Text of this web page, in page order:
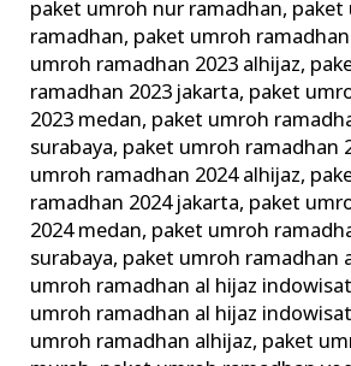
paket umroh nur ramadhan, paket
ramadhan, paket umroh
umroh ramadhan 2023 alhijaz,
ramadhan 2023 jakarta, paket
2023 medan, paket umroh
surabaya, paket umroh ramadhan
umroh ramadhan 2024 alhijaz,
ramadhan 2024 jakarta, paket
2024 medan, paket umroh
surabaya, paket umroh ramadhan
umroh ramadhan al hijaz
umroh ramadhan al hijaz
umroh ramadhan alhijaz, paket